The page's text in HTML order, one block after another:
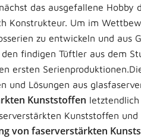
das ausgefallene Hobby
Konstrukteur. Um im
zu entwickeln und aus
findigen Tüftler aus dem
ersten
und Lösungen aus
Kunststoffen letztendlich
Kunststoffen und
von faserverstärkten